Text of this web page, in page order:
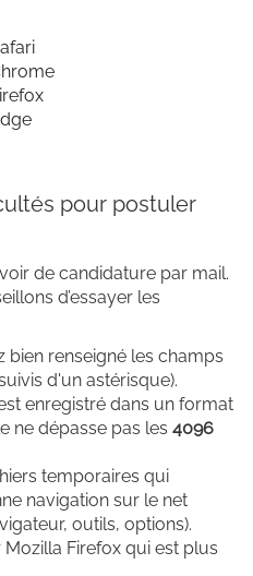
pour postuler
de candidature par mail.
d’essayer les
bien renseigné les champs
d'un astérisque).
enregistré dans un format
ne dépasse pas les 4096
temporaires qui
navigation sur le net
outils, options).
Firefox qui est plus